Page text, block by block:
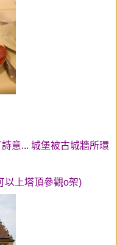
意... 城堡被古城牆所環
以上塔頂參觀o架)